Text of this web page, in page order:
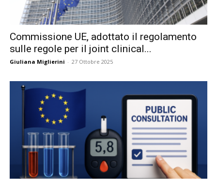
Commissione UE, adottato il regolamento
sulle regole per il joint clinical...
Giuliana Miglierini - 27 Ottobre 2025